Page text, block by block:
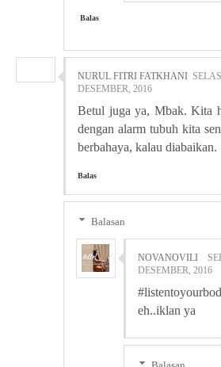
Balas
NURUL FITRI FATKHANI
DESEMBER, 2016
Betul juga ya, Mbak. Kita
dengan alarm tubuh kita
berbahaya, kalau diabaikan.
Balas
Balasan
NOVANOVILI
DESEMBER, 2016
eh..iklan ya